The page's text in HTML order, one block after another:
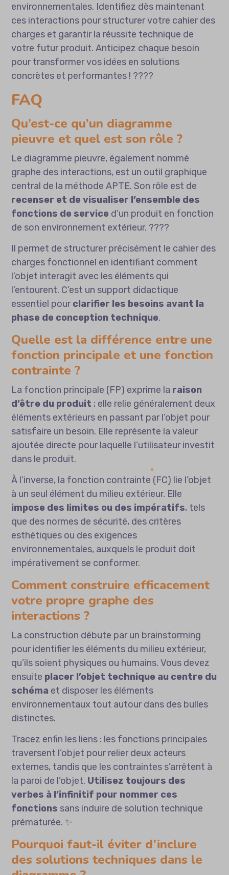
environnementales. Identifiez dès maintenant
ces interactions pour structurer votre cahier des
charges et garantir la réussite technique de
votre futur produit. Anticipez chaque besoin
pour transformer vos idées en solutions
concrètes et performantes ! ????
FAQ
Qu’est-ce qu’un diagramme
pieuvre et quel est son rôle ?
Le diagramme pieuvre, également nommé
graphe des interactions, est un outil graphique
central de la méthode APTE. Son rôle est de
recenser et de visualiser l’ensemble des
fonctions de service d’un produit en fonction
de son environnement extérieur. ????
Il permet de structurer précisément le cahier des
charges fonctionnel en identifiant comment
l’objet interagit avec les éléments qui
l’entourent. C’est un support didactique
essentiel pourclarifier les besoins avant la
phase de conception technique.
Quelle est la différence entre une
fonction principale et une fonction
contrainte ?
La fonction principale (FP) exprime la raison
d’être du produit ; elle relie généralement deux
éléments extérieurs en passant par l’objet pour
satisfaire un besoin. Elle représente la valeur
ajoutée directe pour laquelle l’utilisateur investit
dans le produit.
À l’inverse, la fonction contrainte (FC) lie l’objet
à un seul élément du milieu extérieur. Elle
impose des limites ou des impératifs, tels
que des normes de sécurité, des critères
esthétiques ou des exigences
environnementales, auxquels le produit doit
impérativement se conformer.
Comment construire efficacement
votre propre graphe des
interactions ?
La construction débute par un brainstorming
pour identifier les éléments du milieu extérieur,
qu’ils soient physiques ou humains. Vous devez
ensuite placer l’objet technique au centre du
schéma et disposer les éléments
environnementaux tout autour dans des bulles
distinctes.
Tracez enfin les liens : les fonctions principales
traversent l’objet pour relier deux acteurs
externes, tandis que les contraintes s’arrêtent à
la paroi de l’objet. Utilisez toujours des
verbes à l’infinitif pour nommer ces
fonctions sans induire de solution technique
prématurée. ✨
Pourquoi faut-il éviter d’inclure
des solutions techniques dans le